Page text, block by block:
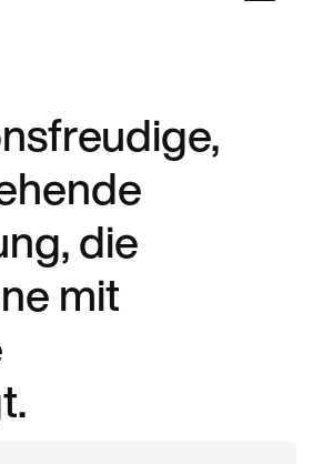
die
mit